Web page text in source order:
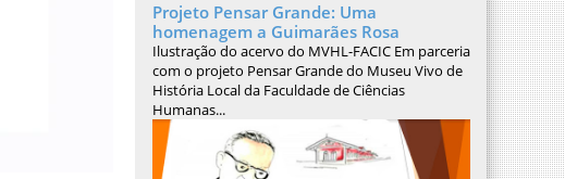
Projeto Pensar Grande: Uma
homenagem a Guimarães Rosa
Ilustração do acervo do MVHL-FACIC Em parceria
com o projeto Pensar Grande do Museu Vivo de
História Local da Faculdade de Ciências
Humanas...